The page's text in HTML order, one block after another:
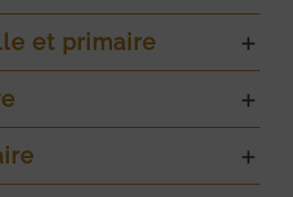
et primaire